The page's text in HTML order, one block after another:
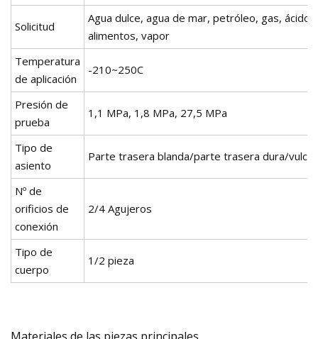
Solicitud
Agua dulce, agua de mar, petróleo, gas, ácido,
alimentos, vapor
Temperatura
de aplicación
-210~250C
Presión de
prueba
1,1 MPa, 1,8 MPa, 27,5 MPa
Tipo de
asiento
Parte trasera blanda/parte trasera dura/
Nº de
orificios de
conexión
2/4 Agujeros
Tipo de
cuerpo
1/2 pieza